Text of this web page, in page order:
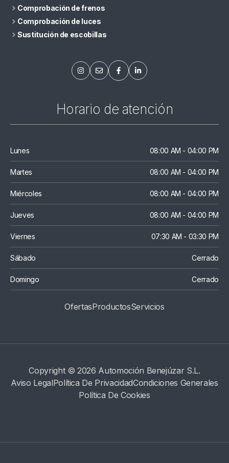
Comprobación de frenos
Comprobación de luces
Sustitución de escobillas
Horario de atención
Lunes 08:00 AM - 04:00 PM
Martes 08:00 AM - 04:00 PM
Miércoles 08:00 AM - 04:00 PM
Jueves 08:00 AM - 04:00 PM
Viernes 07:30 AM - 03:30 PM
Sábado Cerrado
Domingo Cerrado
OfertasProductosSErvicios
Copyright © 2026 Automoción Benejúzar S.L.
Aviso LegalPolítica De PrivacidadCondiciones Generales
Política De Cookies